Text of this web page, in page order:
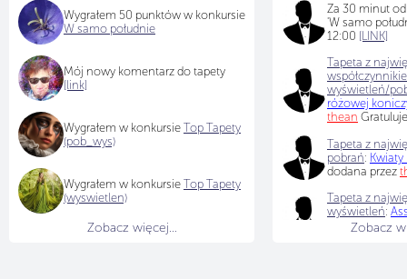
Wygrałem 50 punktów w konkursie
W samo południe
Mój nowy komentarz do tapety
[link]
Wygrałem w konkursie Top Tapety
(pob_wys)
Wygrałem w konkursie Top Tapety
(wyswietlen)
Zobacz więcej...
Za 30 minut
'W samo
12:00 [LINK]
Tapeta z
wyświetleń/
różowej
thean
Tapeta z
pobrań:
dodana przez
Tapeta z
wyświetleń:
Kefalonia w
Zobacz